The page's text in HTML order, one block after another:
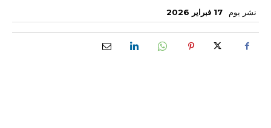
نشر يوم 17 فبراير 2026